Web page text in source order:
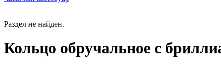
Раздел не найден.
Кольцо обручальное с